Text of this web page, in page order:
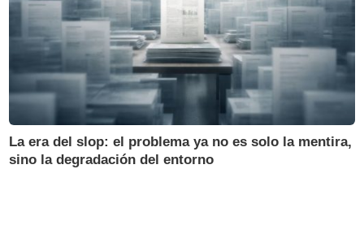
La era del slop: el problema ya no es solo la mentira,
sino la degradación del entorno